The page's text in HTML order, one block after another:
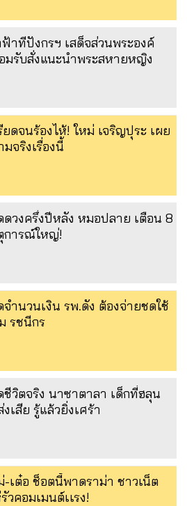
ฟ้าทีปังกรฯ เสด็จส่วนพระองค์
มรับสั่งแนะนำพระสหายหญิง
ยดจนร้องไห้! ใหม่ เจริญปุระ เผย
มจริงเรื่องนี้
ดวงครึ่งปีหลัง หมอปลาย เตือน 8
การณ์ใหญ่!
จำนวนเงิน รพ.ดัง ต้องจ่ายชดใช้
รชนีกร
ชีวิตจริง นาซาตาลา เด็กที่ฮลุน
งเสีย รู้แล้วยิ่งเศร้า
-เต๋อ ช็อตนี้พาดราม่า ชาวเน็ต
รัวคอมเมนต์เเรง!